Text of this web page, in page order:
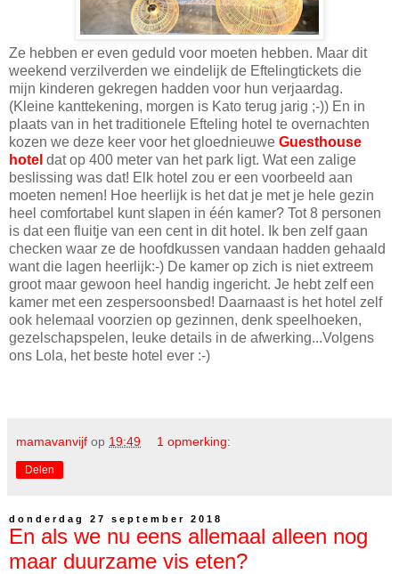
Ze hebben er even geduld voor moeten hebben. Maar dit
weekend verzilverden we eindelijk de Eftelingtickets die
mijn kinderen gekregen hadden voor hun verjaardag.
(Kleine kanttekening, morgen is Kato terug jarig ;-)) En in
plaats van in het traditionele Efteling hotel te overnachten
kozen we deze keer voor het gloednieuwe Guesthouse
hotel dat op 400 meter van het park ligt. Wat een zalige
beslissing was dat! Elk hotel zou er een voorbeeld aan
moeten nemen! Hoe heerlijk is het dat je met je hele gezin
heel comfortabel kunt slapen in één kamer? Tot 8 personen
is dat een fluitje van een cent in dit hotel. Ik ben zelf gaan
checken waar ze de hoofdkussen vandaan hadden gehaald
want die lagen heerlijk:-) De kamer op zich is niet extreem
groot maar gewoon heel handig ingericht. Je hebt zelf een
kamer met een zespersoonsbed! Daarnaast is het hotel zelf
ook helemaal voorzien op gezinnen, denk speelhoeken,
gezelschapspelen, leuke details in de afwerking...Volgens
ons Lola, het beste hotel ever :-)
mamavanvijf op 19:49 1 opmerking:
Delen
donderdag 27 september 2018
En als we nu eens allemaal alleen nog
maar duurzame vis eten?